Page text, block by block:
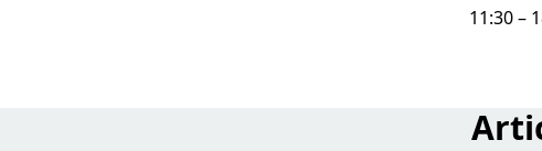
11:30 –